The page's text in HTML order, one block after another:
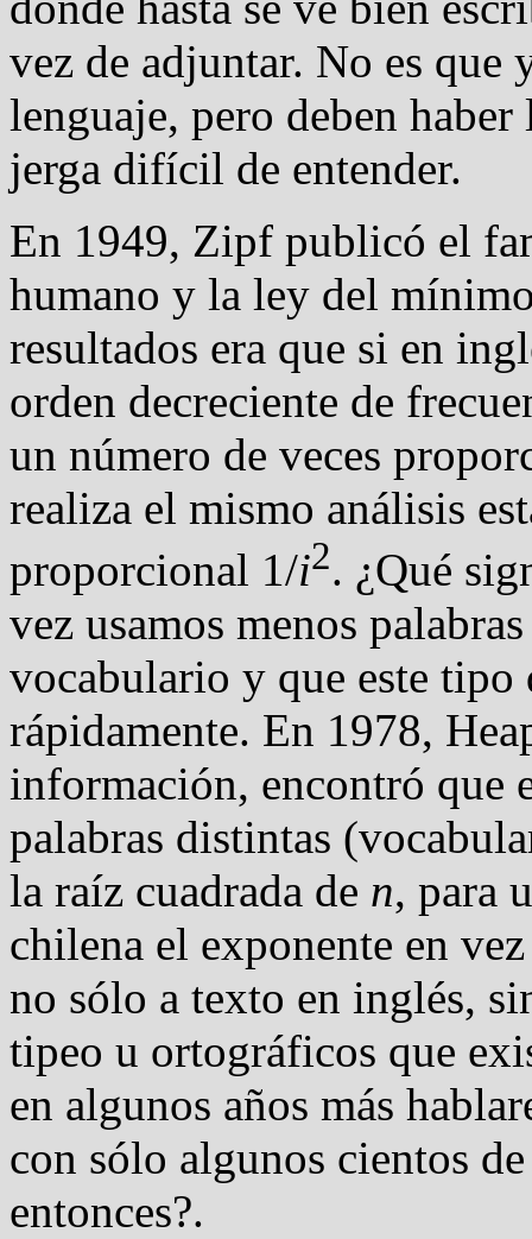
vez de adjuntar. No es que
lenguaje, pero deben
jerga difícil de entender.
En 1949, Zipf publicó el
humano y la ley del
resultados era que si en
orden decreciente de
un número de veces
realiza el mismo análisis
proporcional 1/i2. ¿Qué
vez usamos menos
vocabulario y que este tipo
rápidamente. En 1978,
información, encontró que
palabras distintas
la raíz cuadrada de n, para
chilena el exponente en
no sólo a texto en inglés,
tipeo u ortográficos que
en algunos años más
con sólo algunos cientos
entonces?.